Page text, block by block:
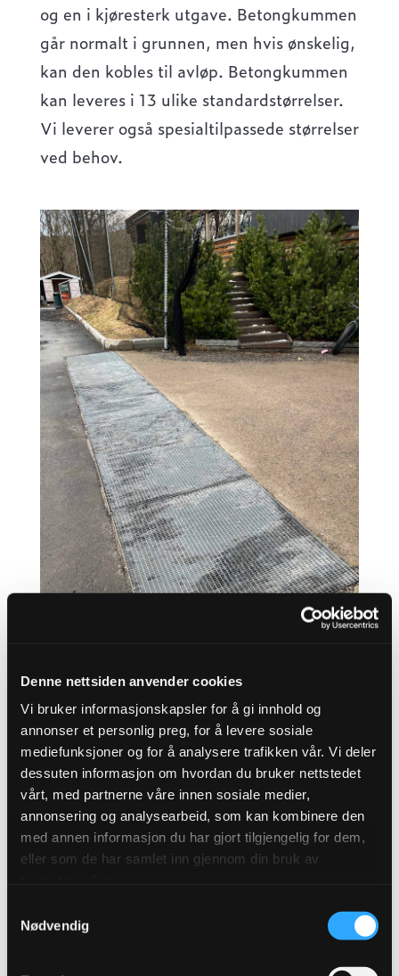
Denne nettsiden anvender cookies
Vi bruker informasjonskapsler for å gi innhold og
annonser et personlig preg, for å levere sosiale
mediefunksjoner og for å analysere trafikken vår. Vi deler
dessuten informasjon om hvordan du bruker nettstedet
vårt, med partnerne våre innen sosiale medier,
annonsering og analysearbeid, som kan kombinere den
med annen informasjon du har gjort tilgjengelig for dem,
eller som de har samlet inn gjennom din bruk av
Nødvendig
og en i kjøresterk utgave. Betongkummen
går normalt i grunnen, men hvis ønskelig,
kan den kobles til avløp. Betongkummen
kan leveres i 13 ulike standardstørrelser.
Vi leverer også spesialtilpassede størrelser
ved behov.
Fordeler med betongkum med
graunlatsil
Miljøvennlig:Reduserer mengden
gummigranulat som transporteres bort
Robust med lang levetid:
Betongkummen er slitesterk og tåler